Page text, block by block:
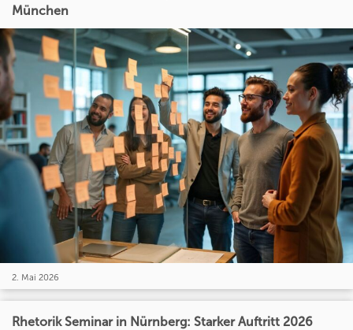
München
2. Mai 2026
Rhetorik Seminar in Nürnberg: Starker Auftritt 2026